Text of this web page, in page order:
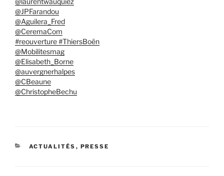
@JPFarandou
@Aguilera_Fred
@CeremaCom
#reouverture #ThiersBoën
@Mobilitesmag
@Elisabeth_Borne
@auvergnerhalpes
@CBeaune
@ChristopheBechu
CATÉGORIES
ACTUALITÉS , PRESSE